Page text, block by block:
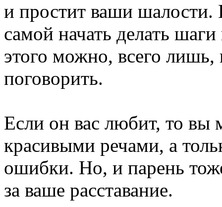
и простит ваши шалости.
самой начать делать
этого можно, всего лишь,
поговорить.
Если он вас любит, то вы
красивыми речами, а
ошибки. Но, и парень
за ваше расставание.